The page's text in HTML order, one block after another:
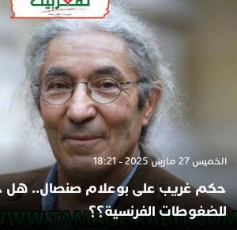
الخميس 27 مارس 2025 - 18:21
حكم غريب على بوعلام صنصال.. هل
للضغوطات الفرنسية؟؟